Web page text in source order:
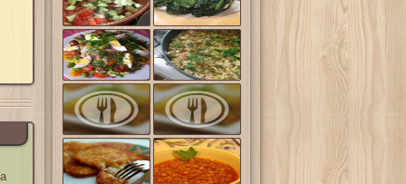
(Салат
Кампестре)
шпинат
Французский
салат Нисуаз
Ленивые
кабачки
Овощная
запеканка из
кабачков и
баклажанов
Салат из печени
трески с
каперсами
Картофельные
котлетки с
кукурузой
Горошница